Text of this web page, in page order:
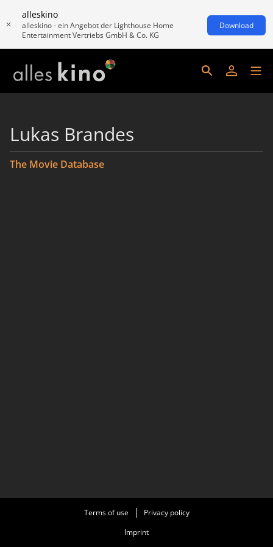
alleskino
alleskino - ein Angebot der Lighthouse Home
Entertainment Vertriebs GmbH & Co. KG
Download
Lukas Brandes
The Movie Database
Terms of use
Privacy policy
Imprint